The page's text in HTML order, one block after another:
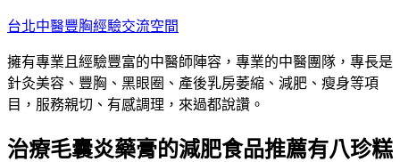
跳
主
要
內
台北中醫豐胸經驗交流空間
擁有專業且經驗豐富的中醫師陣容，專業的中醫團隊，專長是
針灸美容、豐胸、黑眼圈、產後乳房萎縮、減肥、瘦身等項
目，服務親切、有感調理，來過都說讚。
治療毛囊炎藥膏的減肥食品推薦有八珍糕